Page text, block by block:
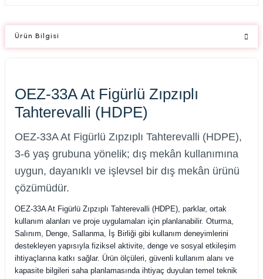
Ürün Bilgisi
OEZ-33A At Figürlü Zıpzıplı
Tahterevalli (HDPE)
OEZ-33A At Figürlü Zıpzıplı Tahterevalli (HDPE),
3-6 yaş grubuna yönelik; dış mekân kullanımına
uygun, dayanıklı ve işlevsel bir dış mekân ürünü
çözümüdür.
OEZ-33A At Figürlü Zıpzıplı Tahterevalli (HDPE), parklar, ortak
kullanım alanları ve proje uygulamaları için planlanabilir. Oturma,
Salınım, Denge, Sallanma, İş Birliği gibi kullanım deneyimlerini
destekleyen yapısıyla fiziksel aktivite, denge ve sosyal etkileşim
ihtiyaçlarına katkı sağlar. Ürün ölçüleri, güvenli kullanım alanı ve
kapasite bilgileri saha planlamasında ihtiyaç duyulan temel teknik